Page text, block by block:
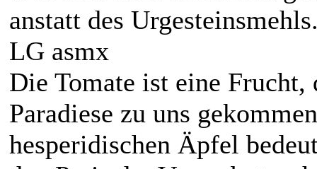
anstatt des
LG asmx
Die Tomate ist eine
Paradiese zu uns
hesperidischen Äpfel